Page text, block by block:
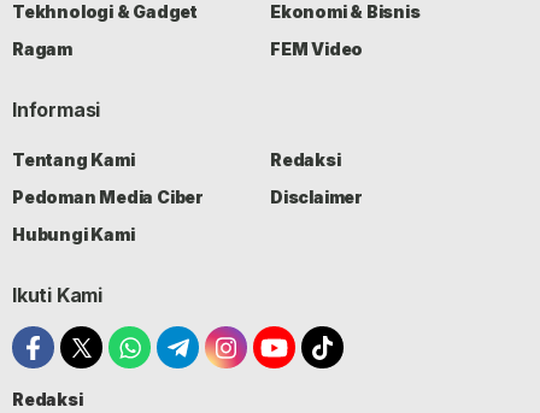
Tekhnologi & Gadget
Ekonomi & Bisnis
Ragam
FEM Video
Informasi
Tentang Kami
Redaksi
Pedoman Media Ciber
Disclaimer
Hubungi Kami
Ikuti Kami
Redaksi